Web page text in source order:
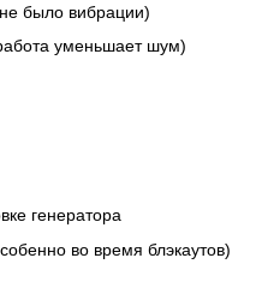
было вибрации)
уменьшает шум)
генератора
во время блэкаутов)